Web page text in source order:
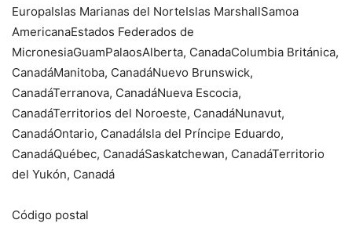
EuropaIslas Marianas del NorteIslas MarshallSamoa
AmericanaEstados Federados de
MicronesiaGuamPalaosAlberta, CanadaColumbia Británica,
CanadáManitoba, CanadáNuevo Brunswick,
CanadáTerranova, CanadáNueva Escocia,
CanadáTerritorios del Noroeste, CanadáNunavut,
CanadáOntario, CanadáIsla del Príncipe Eduardo,
CanadáQuébec, CanadáSaskatchewan, CanadáTerritorio
del Yukón, Canadá
Código postal